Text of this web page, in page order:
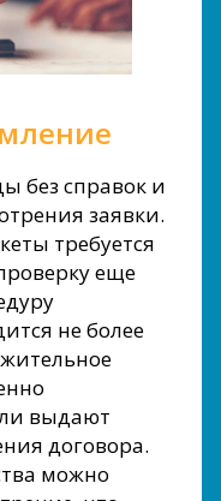
без справок и
заявки.
требуется
еще
не более
выдают
договора.
можно